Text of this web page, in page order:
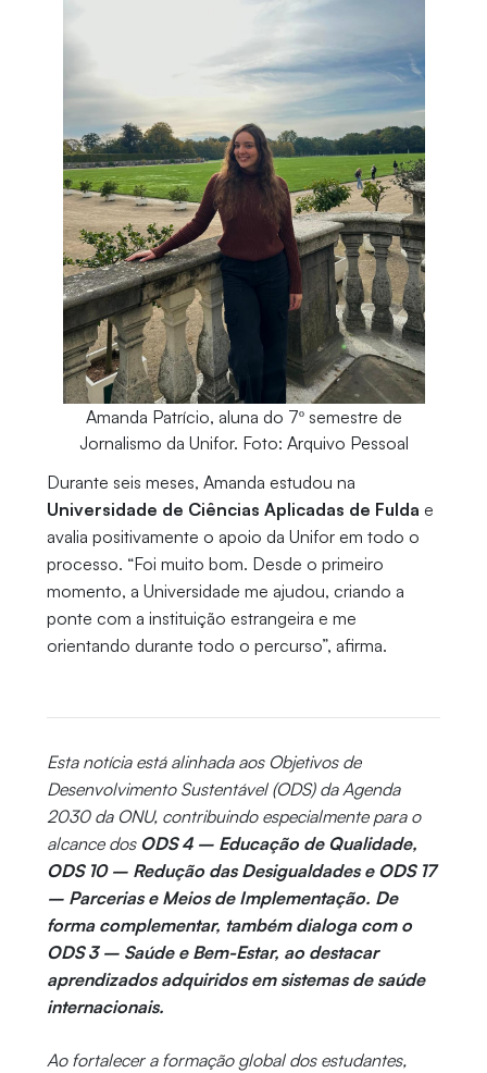
Amanda Patrício, aluna do 7º semestre de
Jornalismo da Unifor. Foto: Arquivo Pessoal
Durante seis meses, Amanda estudou na
Universidade de Ciências Aplicadas de Fulda e
avalia positivamente o apoio da Unifor em todo o
processo. “Foi muito bom. Desde o primeiro
momento, a Universidade me ajudou, criando a
ponte com a instituição estrangeira e me
orientando durante todo o percurso”, afirma.
Esta notícia está alinhada aos Objetivos de
Desenvolvimento Sustentável (ODS) da Agenda
2030 da ONU, contribuindo especialmente para o
alcance dos ODS 4 – Educação de Qualidade,
ODS 10 – Redução das Desigualdades e ODS 17
– Parcerias e Meios de Implementação. De
forma complementar, também dialoga com o
ODS 3 – Saúde e Bem-Estar, ao destacar
aprendizados adquiridos em sistemas de saúde
internacionais.
Ao fortalecer a formação global dos estudantes,